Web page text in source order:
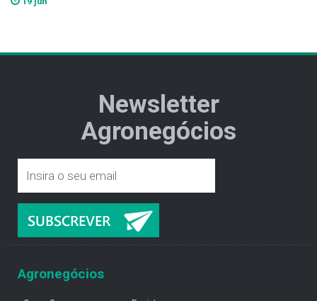
Newsletter
Agronegócios
Agronegócios